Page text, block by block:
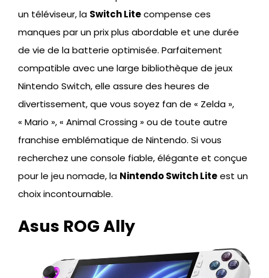
un téléviseur, la Switch Litecompense ces
manques par un prix plus abordable et une durée
de vie de la batterie optimisée. Parfaitement
compatible avec une large bibliothèque de jeux
Nintendo Switch, elle assure des heures de
divertissement, que vous soyez fan de « Zelda »,
« Mario », « Animal Crossing » ou de toute autre
franchise emblématique de Nintendo. Si vous
recherchez une console fiable, élégante et conçue
pour le jeu nomade, la Nintendo Switch Liteest un
choix incontournable.
Asus ROG Ally